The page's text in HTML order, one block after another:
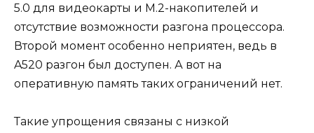
5.0 для видеокарты и M.2-накопителей и
отсутствие возможности разгона процессора.
Второй момент особенно неприятен, ведь в
A520 разгон был доступен. А вот на
оперативную память таких ограничений нет.
Такие упрощения связаны с низкой